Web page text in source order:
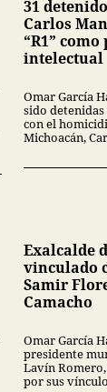
31
Carlos
“R1”
intelectual
Omar García
sido
con el
Michoacán,
Exalcalde
vinculado
Samir
Camacho
Omar García
presidente
Lavín
por sus